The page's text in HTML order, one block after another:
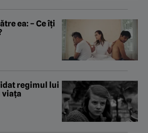
ea: – Ce îți
regimul lui
viața